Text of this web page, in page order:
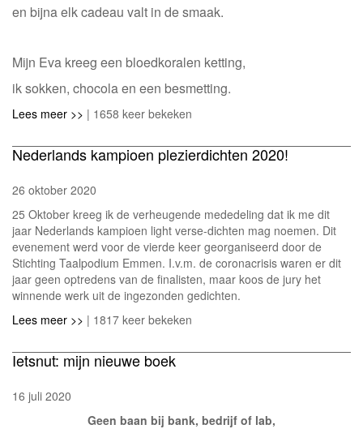
en bijna elk cadeau valt in de smaak.
Mijn Eva kreeg een bloedkoralen ketting,
ik sokken, chocola en een besmetting.
Lees meer >> | 1658 keer bekeken
Nederlands kampioen plezierdichten 2020!
26 oktober 2020
25 Oktober kreeg ik de verheugende mededeling dat ik me dit
jaar Nederlands kampioen light verse-dichten mag noemen. Dit
evenement werd voor de vierde keer georganiseerd door de
Stichting Taalpodium Emmen. I.v.m. de coronacrisis waren er dit
jaar geen optredens van de finalisten, maar koos de jury het
winnende werk uit de ingezonden gedichten.
Lees meer >> | 1817 keer bekeken
Ietsnut: mijn nieuwe boek
16 juli 2020
Geen baan bij bank, bedrijf of lab,